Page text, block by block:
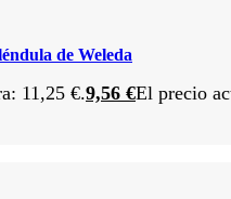
de Weleda
11,25 €.9,56 €El precio